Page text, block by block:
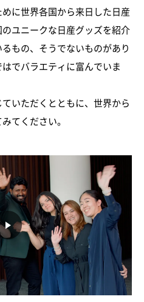
に世界各国から来日した日産
ユニークな日産グッズを紹介
もの、そうでないものがあり
でバラエティに富んでいま
いただくとともに、世界から
てください。